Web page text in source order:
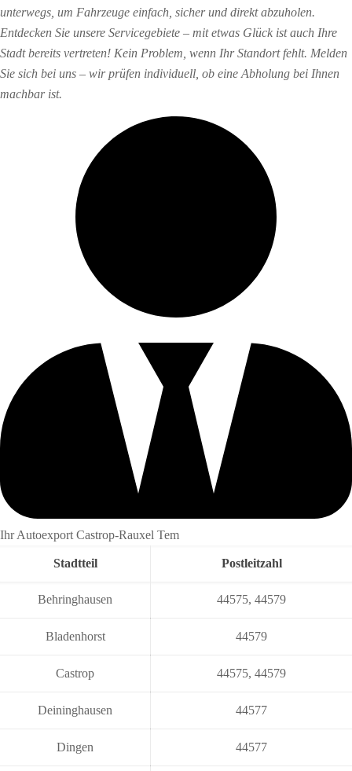
unterwegs, um Fahrzeuge einfach, sicher und direkt abzuholen.
Entdecken Sie unsere Servicegebiete – mit etwas Glück ist auch Ihre
Stadt bereits vertreten! Kein Problem, wenn Ihr Standort fehlt. Melden
Sie sich bei uns – wir prüfen individuell, ob eine Abholung bei Ihnen
machbar ist.
Ihr Autoexport Castrop-Rauxel Tem
Stadtteil Postleitzahl
Behringhausen 44575, 44579
Bladenhorst 44579
Castrop 44575, 44579
Deininghausen 44577
Dingen 44577